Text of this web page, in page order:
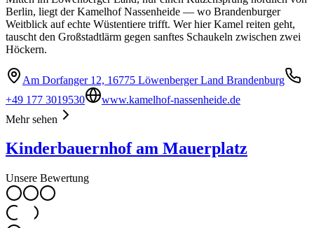
Berlin, liegt der Kamelhof Nassenheide — wo Brandenburger
Weitblick auf echte Wüstentiere trifft. Wer hier Kamel reiten geht,
tauscht den Großstadtlärm gegen sanftes Schaukeln zwischen zwei
Höckern.
Am Dorfanger 12, 16775 Löwenberger Land Brandenburg
+49 177 3019530
www.kamelhof-nassenheide.de
Mehr sehen
Kinderbauernhof am Mauerplatz
Unsere Bewertung